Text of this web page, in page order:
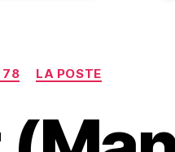
78 LA POSTE